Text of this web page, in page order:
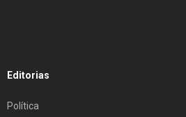
Editorias
Política